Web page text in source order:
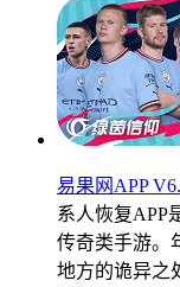
易果网APP
系人恢复APP
传奇类手游。
地方的诡异之